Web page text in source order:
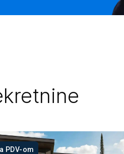
PDV-om